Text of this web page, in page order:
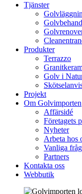
Tjänster
Produkter
Terrazzo
Golv i
Projekt
Om Golvimporten
Affärsidé
Företagets
Nyheter
Arbeta hos
Vanliga
Partners
Kontakta oss
Webbutik